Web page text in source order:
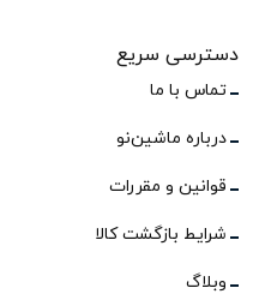
دسترسی سریع
تماس با ما
درباره ماشین‌نو
قوانین و مقررات
شرایط بازگشت کالا
وبلاگ